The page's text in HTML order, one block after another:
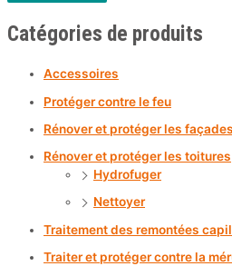
Catégories de produits
Accessoires
Protéger contre le feu
Rénover et protéger les façades
Rénover et protéger les toitures
Hydrofuger
Nettoyer
Traitement des remontées
Traiter et protéger contre la